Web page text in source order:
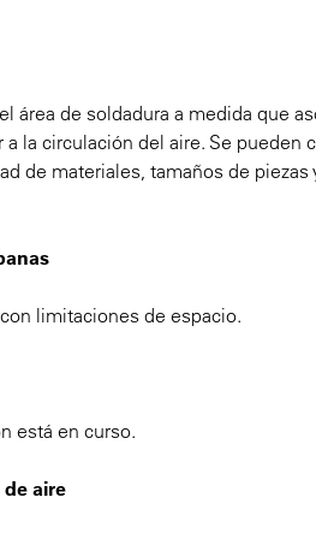
área de soldadura a medida que
la circulación del aire. Se pueden
de materiales, tamaños de
limitaciones de espacio.
está en curso.
aire